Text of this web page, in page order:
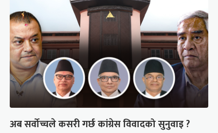
अब सर्वोच्चले कसरी गर्छ कांग्रेस विवादको सुनुवाइ ?